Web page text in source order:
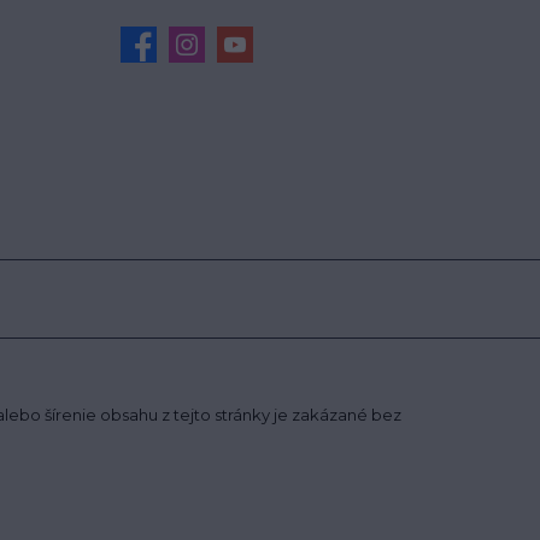
šírenie obsahu z tejto stránky je zakázané bez